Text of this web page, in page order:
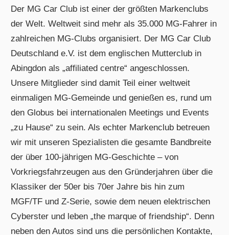
Der MG Car Club ist einer der größten Markenclubs
der Welt. Weltweit sind mehr als 35.000 MG-Fahrer in
zahlreichen MG-Clubs organisiert. Der MG Car Club
Deutschland e.V. ist dem englischen Mutterclub in
Abingdon als „affiliated centre“ angeschlossen.
Unsere Mitglieder sind damit Teil einer weltweit
einmaligen MG-Gemeinde und genießen es, rund um
den Globus bei internationalen Meetings und Events
„zu Hause“ zu sein. Als echter Markenclub betreuen
wir mit unseren Spezialisten die gesamte Bandbreite
der über 100-jährigen MG-Geschichte – von
Vorkriegsfahrzeugen aus den Gründerjahren über die
Klassiker der 50er bis 70er Jahre bis hin zum
MGF/TF und Z-Serie, sowie dem neuen elektrischen
Cyberster und leben „the marque of friendship“. Denn
neben den Autos sind uns die persönlichen Kontakte,